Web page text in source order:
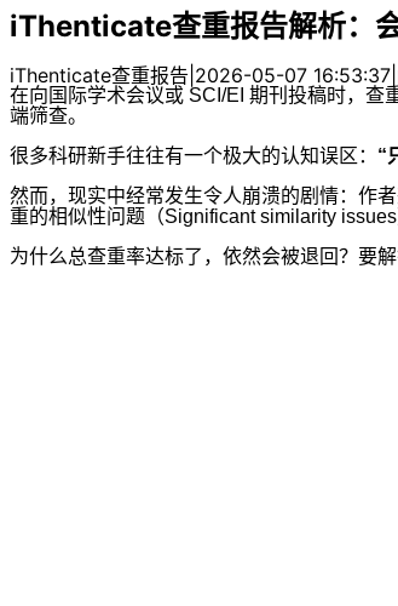
iThenticate查重报告解析：
iThenticate查重报告 2026-05-07 16:53:37
在向国际学术会议或 SCI/EI 期刊投稿时，查
端筛查。
很多科研新手往往有一个极大的认知误区： “
然而，现实中经常发生令人崩溃的剧情：作
重的相似性问题（Significant similarity issues
为什么总查重率达标了，依然会被退回？要